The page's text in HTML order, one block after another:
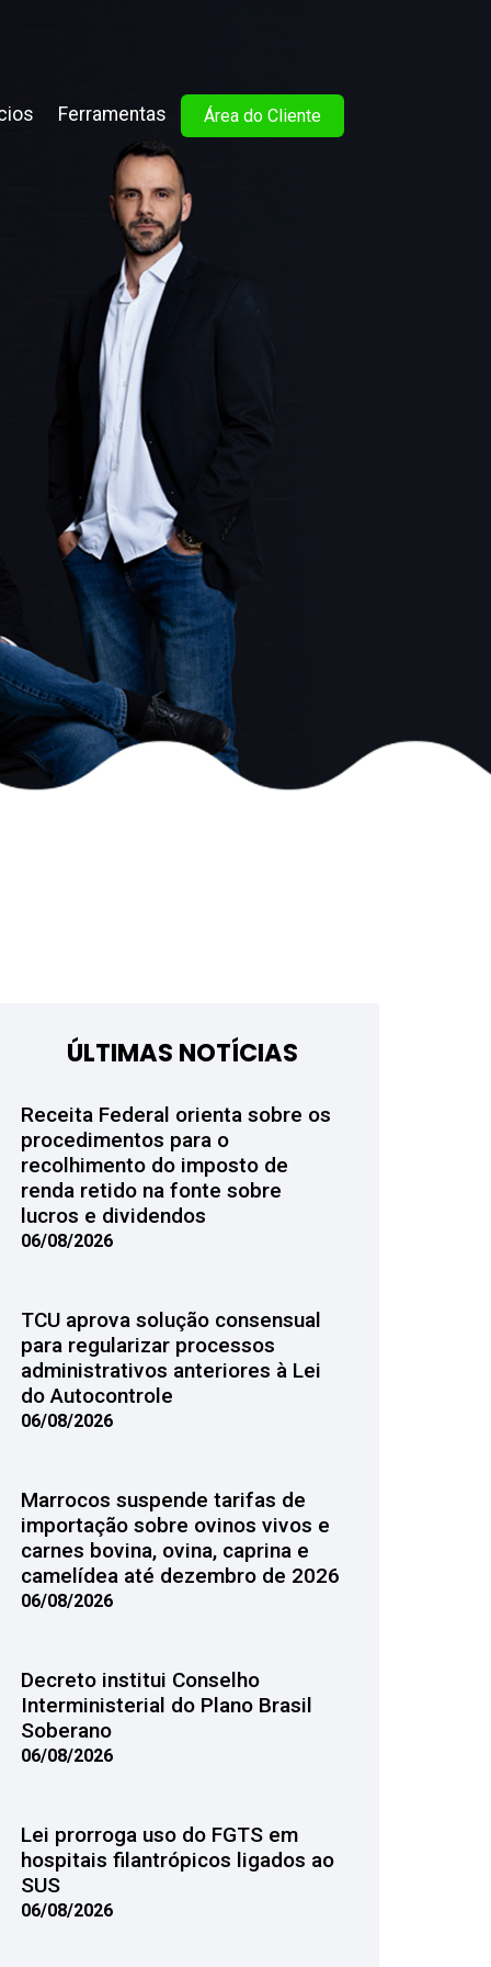
Ferramentas Área do Cliente
ÚLTIMAS NOTÍCIAS
Receita Federal orienta sobre os
procedimentos para o
recolhimento do imposto de
renda retido na fonte sobre
lucros e dividendos
06/08/2026
TCU aprova solução consensual
para regularizar processos
administrativos anteriores à Lei
do Autocontrole
06/08/2026
Marrocos suspende tarifas de
importação sobre ovinos vivos e
carnes bovina, ovina, caprina e
camelídea até dezembro de 2026
06/08/2026
Decreto institui Conselho
Interministerial do Plano Brasil
Soberano
06/08/2026
Lei prorroga uso do FGTS em
hospitais filantrópicos ligados ao
SUS
06/08/2026